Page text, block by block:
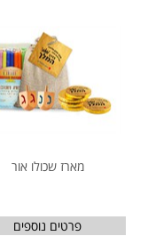
מארז שכולו אור
פרטים נוספים